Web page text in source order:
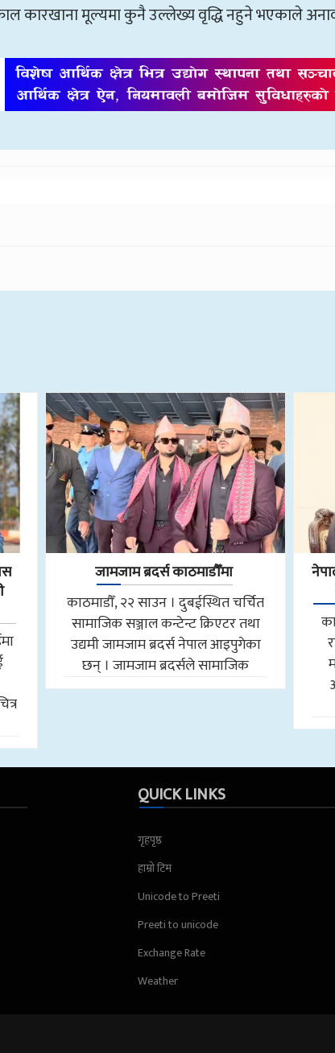
कारखाना मूल्यमा कुनै उल्लेख्य वृद्धि नहुने भएकाले
जामजाम ब्रदर्स काठमाडौँमा
काठमाडौँ, २२ साउन । दुबईस्थित चर्चित
सामाजिक सञ्जाल कन्टेन्ट क्रिएटर तथा
उद्यमी जामजाम ब्रदर्स नेपाल आइपुगेका
छन् । जामजाम ब्रदर्सले सामाजिक
QUICK LINKS
गृहपृष्ठ
हाम्रो टिम
Unicode to Preeti
Preeti to unicode
Exchange Rate
Weather